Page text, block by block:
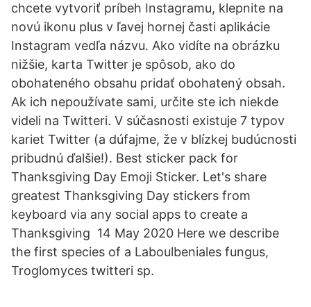
chcete vytvoriť príbeh Instagramu, klepnite na
novú ikonu plus v ľavej hornej časti aplikácie
Instagram vedľa názvu. Ako vidíte na obrázku
nižšie, karta Twitter je spôsob, ako do
obohateného obsahu pridať obohatený obsah.
Ak ich nepoužívate sami, určite ste ich niekde
videli na Twitteri. V súčasnosti existuje 7 typov
kariet Twitter (a dúfajme, že v blízkej budúcnosti
pribudnú ďalšie!). Best sticker pack for
Thanksgiving Day Emoji Sticker. Let's share
greatest Thanksgiving Day stickers from
keyboard via any social apps to create a
Thanksgiving 14 May 2020 Here we describe
the first species of a Laboulbeniales fungus,
Troglomyces twitteri sp.